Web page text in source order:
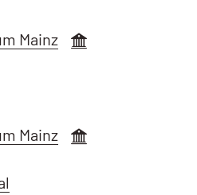
Mainz
Mainz